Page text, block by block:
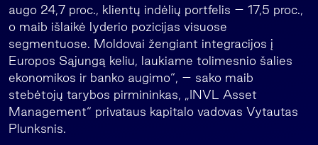
augo 24,7 proc., klientų indėlių portfelis – 17,5 proc.,
o maib išlaikė lyderio pozicijas visuose
segmentuose. Moldovai žengiant integracijos į
Europos Sąjungą keliu, laukiame tolimesnio šalies
ekonomikos ir banko augimo“, – sako maib
stebėtojų tarybos pirmininkas, „INVL Asset
Management“ privataus kapitalo vadovas Vytautas
Plunksnis.